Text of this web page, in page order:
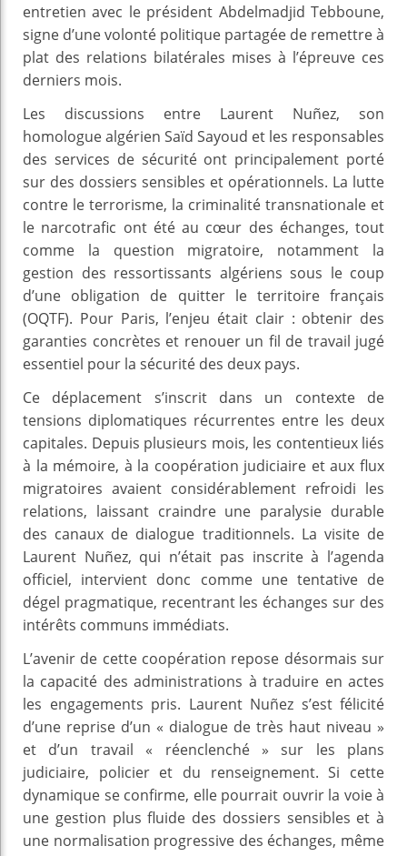
entretien avec le président Abdelmadjid Tebboune,
signe d’une volonté politique partagée de remettre à
plat des relations bilatérales mises à l’épreuve ces
derniers mois.
Les discussions entre Laurent Nuñez, son
homologue algérien Saïd Sayoud et les responsables
des services de sécurité ont principalement porté
sur des dossiers sensibles et opérationnels. La lutte
contre le terrorisme, la criminalité transnationale et
le narcotrafic ont été au cœur des échanges, tout
comme la question migratoire, notamment la
gestion des ressortissants algériens sous le coup
d’une obligation de quitter le territoire français
(OQTF). Pour Paris, l’enjeu était clair : obtenir des
garanties concrètes et renouer un fil de travail jugé
essentiel pour la sécurité des deux pays.
Ce déplacement s’inscrit dans un contexte de
tensions diplomatiques récurrentes entre les deux
capitales. Depuis plusieurs mois, les contentieux liés
à la mémoire, à la coopération judiciaire et aux flux
migratoires avaient considérablement refroidi les
relations, laissant craindre une paralysie durable
des canaux de dialogue traditionnels. La visite de
Laurent Nuñez, qui n’était pas inscrite à l’agenda
officiel, intervient donc comme une tentative de
dégel pragmatique, recentrant les échanges sur des
intérêts communs immédiats.
L’avenir de cette coopération repose désormais sur
la capacité des administrations à traduire en actes
les engagements pris. Laurent Nuñez s’est félicité
d’une reprise d’un « dialogue de très haut niveau »
et d’un travail « réenclenché » sur les plans
judiciaire, policier et du renseignement. Si cette
dynamique se confirme, elle pourrait ouvrir la voie à
une gestion plus fluide des dossiers sensibles et à
une normalisation progressive des échanges, même